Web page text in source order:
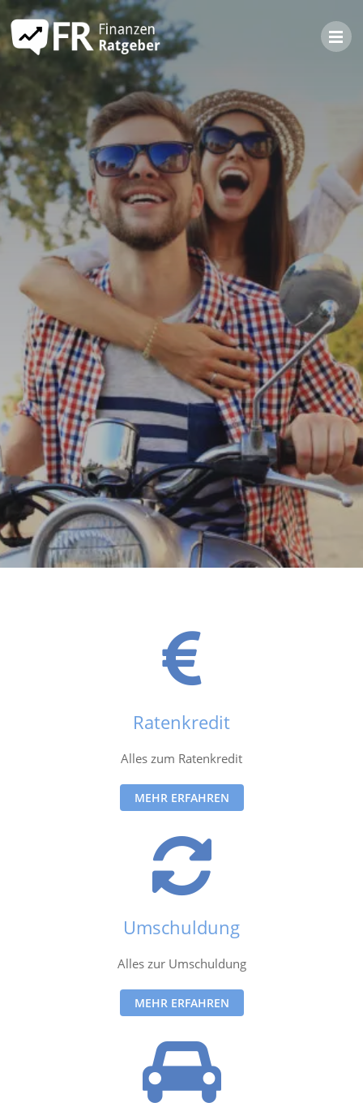
Ratenkredit
Alles zum Ratenkredit
MEHR ERFAHREN
Umschuldung
Alles zur Umschuldung
MEHR ERFAHREN